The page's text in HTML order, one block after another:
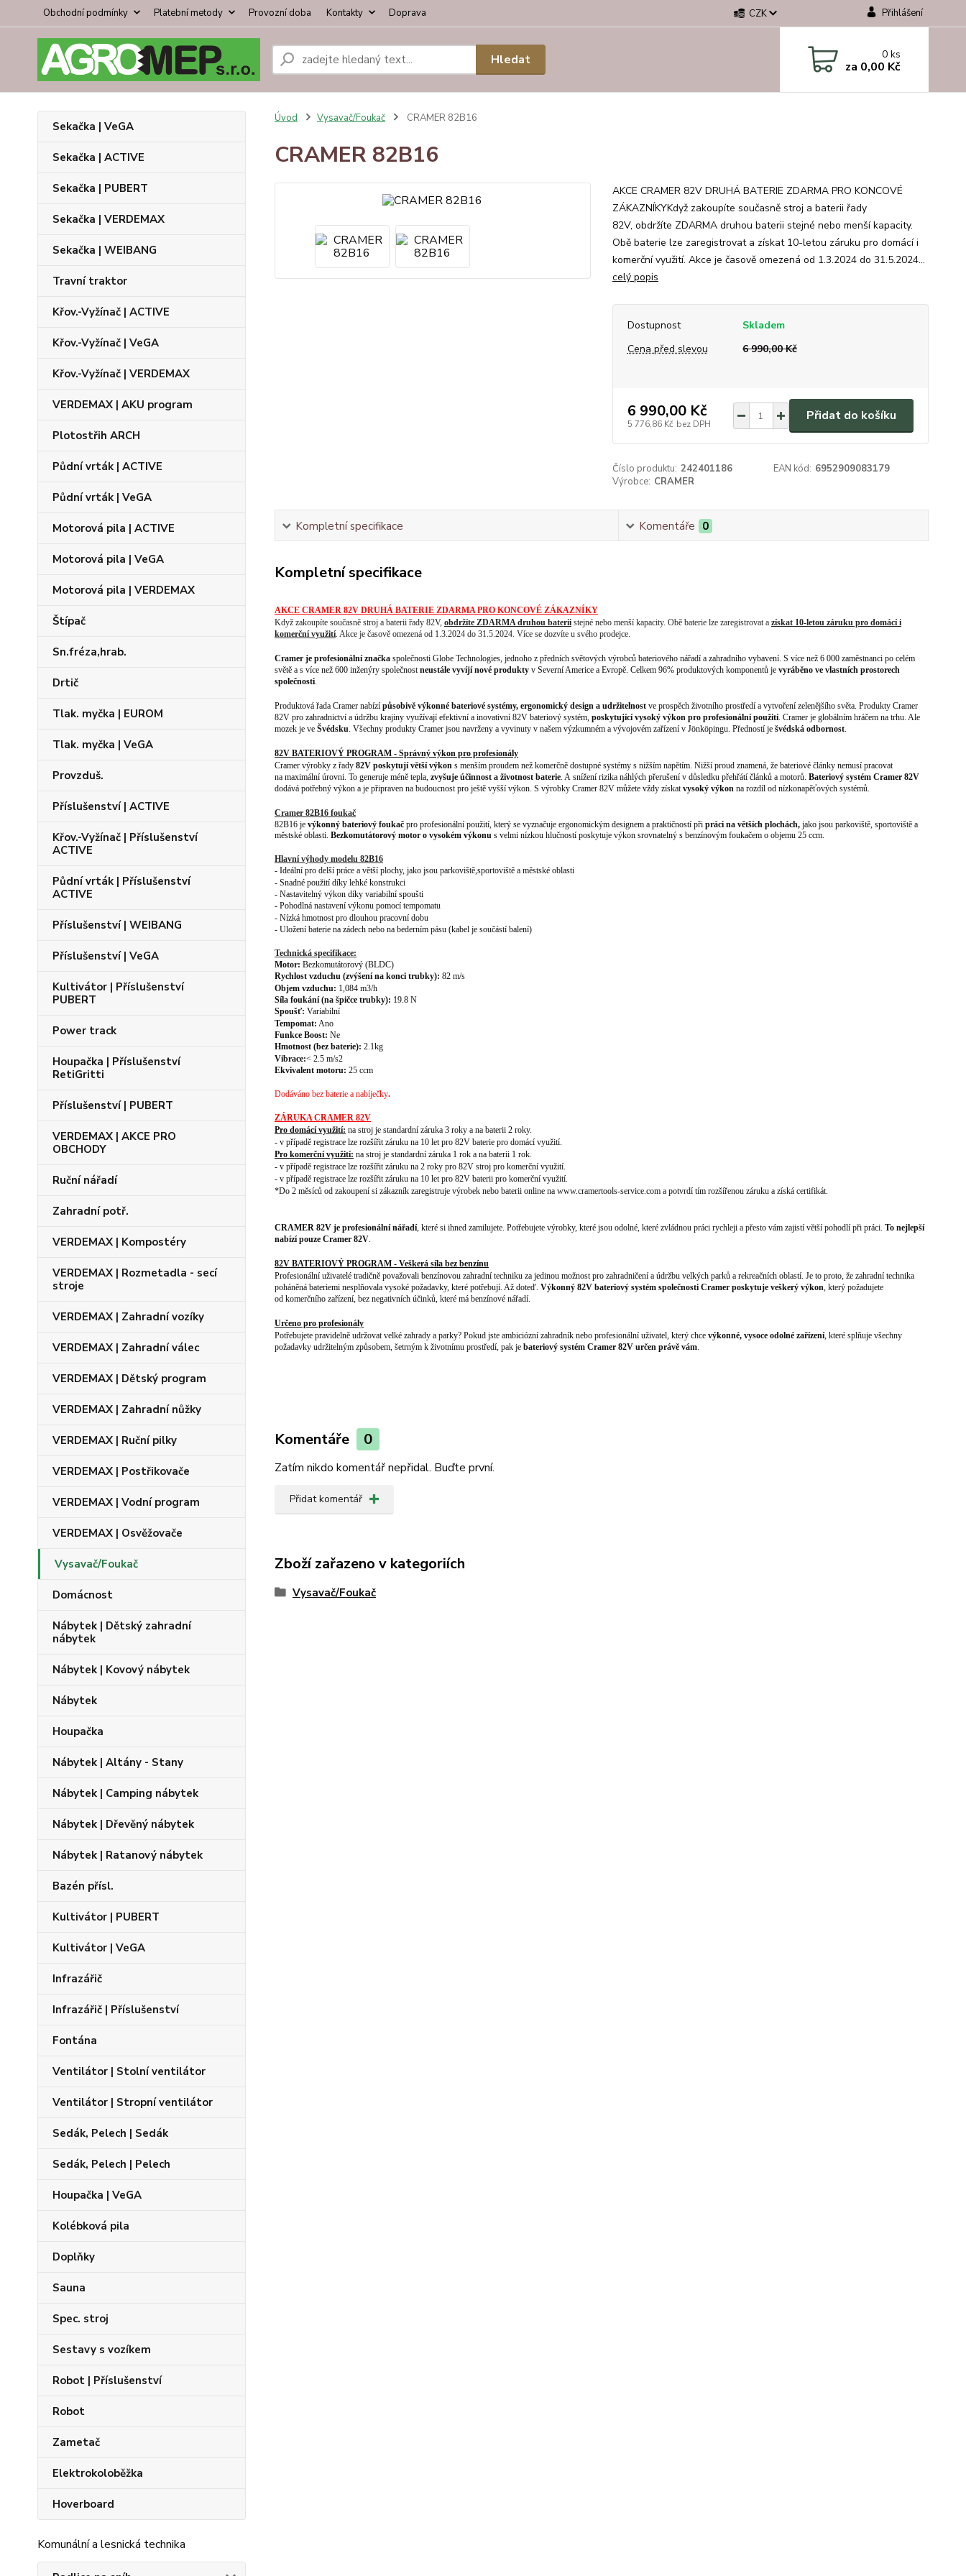
Obchodní podmínky Platební metody Provozní doba Kontakty Doprava CZK Přihlášení
Hledat 0ks
za 0,00 Kč
Sekačka | VeGA
Sekačka | ACTIVE
Sekačka | PUBERT
Sekačka | VERDEMAX
Sekačka | WEIBANG
Travní traktor
Křov.-Vyžínač | ACTIVE
Křov.-Vyžínač | VeGA
Křov.-Vyžínač | VERDEMAX
VERDEMAX | AKU program
Plotostřih ARCH
Půdní vrták | ACTIVE
Půdní vrták | VeGA
Motorová pila | ACTIVE
Motorová pila | VeGA
Motorová pila | VERDEMAX
Štípač
Sn.fréza,hrab.
Drtič
Tlak. myčka | EUROM
Tlak. myčka | VeGA
Provzduš.
Příslušenství | ACTIVE
Křov.-Vyžínač | Příslušenství
ACTIVE
Půdní vrták | Příslušenství
ACTIVE
Příslušenství | WEIBANG
Příslušenství | VeGA
Kultivátor | Příslušenství
PUBERT
Power track
Houpačka | Příslušenství
RetiGritti
Příslušenství | PUBERT
VERDEMAX | AKCE PRO
OBCHODY
Ruční nářadí
Zahradní potř.
VERDEMAX | Kompostéry
VERDEMAX | Rozmetadla - secí
stroje
VERDEMAX | Zahradní vozíky
VERDEMAX | Zahradní válec
VERDEMAX | Dětský program
VERDEMAX | Zahradní nůžky
VERDEMAX | Ruční pilky
VERDEMAX | Postřikovače
VERDEMAX | Vodní program
VERDEMAX | Osvěžovače
Vysavač/Foukač
Domácnost
Nábytek | Dětský zahradní
nábytek
Nábytek | Kovový nábytek
Nábytek
Houpačka
Nábytek | Altány - Stany
Nábytek | Camping nábytek
Nábytek | Dřevěný nábytek
Nábytek | Ratanový nábytek
Bazén přísl.
Kultivátor | PUBERT
Kultivátor | VeGA
Infrazářič
Infrazářič | Příslušenství
Fontána
Ventilátor | Stolní ventilátor
Ventilátor | Stropní ventilátor
Sedák, Pelech | Sedák
Sedák, Pelech | Pelech
Houpačka | VeGA
Kolébková pila
Doplňky
Sauna
Spec. stroj
Sestavy s vozíkem
Robot | Příslušenství
Robot
Zametač
Elektrokoloběžka
Hoverboard
Komunální a lesnická technika
Úvod Vysavač/Foukač CRAMER 82B16
CRAMER 82B16
AKCE CRAMER 82V DRUHÁ BATERIE ZDARMA PRO KONCOVÉ
ZÁKAZNÍKYKdyž zakoupíte současně stroj a baterii řady
82V, obdržíte ZDARMA druhou baterii stejné nebo menší kapacity.
Obě baterie lze zaregistrovat a získat 10-letou záruku pro domácí i
komerční využití. Akce je časově omezená od 1.3.2024 do 31.5.2024...
celý popis
Dostupnost
Skladem
Cena před slevou
6 990,00 Kč
6 990,00 Kč
5 776,86 Kč bez DPH
Přidat do košíku
Číslo produktu: 242401186 EAN kód: 6952909083179
Výrobce: CRAMER
Kompletní specifikace Komentáře 0
Kompletní specifikace
AKCE CRAMER 82V DRUHÁ BATERIE ZDARMA PRO KONCOVÉ ZÁKAZNÍKY
Když zakoupíte současně stroj a baterii řady 82V, obdržíte ZDARMA druhou bateriistejné nebo menší kapacity. Obě baterie lze zaregistrovat a získat 10-letou záruku pro domácí i
komerční využití. Akce je časově omezená od 1.3.2024 do 31.5.2024. Více se dozvíte u svého prodejce.
Cramer je profesionální značkaspolečnosti Globe Technologies, jednoho z předních světových výrobců bateriového nářadí a zahradního vybavení. S více než 6 000 zaměstnanci po celém
světě a s více než 600 inženýry společnostneustále vyvíjí nové produktyv Severní Americe a Evropě. Celkem 96% produktových komponentů je vyráběno ve vlastních prostorech
společnosti.
Produktová řada Cramer nabízí působivě výkonné bateriové systémy, ergonomický design a udržitelnostve prospěch životního prostředí a vytvoření zelenějšího světa. Produkty Cramer
82V pro zahradnictví a údržbu krajiny využívají efektivní a inovativní 82V bateriový systém, poskytující vysoký výkon pro profesionální použití. Cramer je globálním hráčem na trhu. Ale
mozek je ve Švédsku. Všechny produkty Cramer jsou navrženy a vyvinuty v našem výzkumném a vývojovém zařízení v Jönköpingu. Předností je švédská odbornost.
82V BATERIOVÝ PROGRAM - Správný výkon pro profesionály
Cramer výrobky z řady 82V poskytují větší výkons menším proudem než komerčně dostupné systémy s nižším napětím. Nižší proud znamená, že bateriové články nemusí pracovat
na maximální úrovni. To generuje méně tepla, zvyšuje účinnost a životnost baterie. A snížení rizika náhlých přerušení v důsledku přehřátí článků a motorů. Bateriový systém Cramer 82V
dodává potřebný výkon a je připraven na budoucnost pro ještě vyšší výkon. S výrobky Cramer 82V můžete vždy získatvysoký výkonna rozdíl od nízkonapěťových systémů.
Cramer 82B16 foukač
82B16 je výkonnýbateriový foukačpro profesionální použití, který se vyznačuje ergonomickým designema praktičností při práci na větších plochách,jako jsou parkoviště, sportoviště a
městské oblasti. Bezkomutátorový motor o vysokém výkonus velmi nízkou hlučností poskytuje výkon srovnatelný sbenzínovým foukačem o objemu 25ccm.
Hlavní výhody modelu 82B16
- Ideální pro delší práce a větší plochy, jako jsou parkoviště,sportoviště a městské oblasti
- Snadnépoužití díky lehké konstrukci
- Nastavitelný výkon díky variabilní spoušti
- Pohodlná nastavení výkonu pomocí tempomatu
- Nízká hmotnost pro dlouhou pracovní dobu
- Uložení baterie na zádech nebo na bederním pásu (kabel je součástí balení)
Technická specifikace:
Motor: Bezkomutátorový (BLDC)
Rychlost vzduchu (zvýšení na konci trubky): 82m/s
Objem vzduchu: 1,084m3/h
Síla foukání (na špičce trubky): 19.8N
Spoušť: Variabilní
Tempomat: Ano
Funkce Boost: Ne
Hmotnost (bez baterie): 2.1kg
Vibrace:< 2.5 m/s2
Ekvivalent motoru: 25 ccm
Dodáváno bez baterie a nabíječky.
ZÁRUKA CRAMER 82V
Pro domácí využití: na stroj je standardní záruka 3 roky a na baterii 2 roky.
- v případě registrace lze rozšířit záruku na 10 let pro 82V baterie pro domácí využití.
Pro komerční využití: na stroj je standardní záruka 1 rok a na baterii 1 rok.
- v případě registrace lze rozšířit záruku na 2 roky pro 82V stroj pro komerční využití.
- v případě registrace lze rozšířit záruku na 10 let pro 82V baterii pro komerční využití.
*Do 2 měsíců od zakoupení si zákazník zaregistruje výrobek nebo baterii online na www.cramertools-service.com a potvrdí tím rozšířenou záruku a získá certifikát.
CRAMER 82V je profesionální nářadí, které si ihned zamilujete. Potřebujete výrobky, které jsou odolné, které zvládnou práci rychleji a přesto vám zajistí větší pohodlí při práci. To nejlepší
nabízí pouze Cramer 82V.
82V BATERIOVÝ PROGRAM - Veškerá síla bez benzínu
Profesionální uživatelé tradičně považovali benzínovou zahradní techniku za jedinou možnost pro zahradničení a údržbu velkých parků a rekreačních oblastí. Je to proto, že zahradní technika
poháněná bateriemi nesplňovala vysoké požadavky, které potřebují. Až doteď. Výkonný 82V bateriový systém společnosti Cramer poskytuje veškerý výkon, který požadujete
od komerčního zařízení, bez negativních účinků, které má benzínové nářadí.
Určeno pro profesionály
Potřebujete pravidelně udržovat velké zahrady a parky? Pokud jste ambiciózní zahradník nebo profesionální uživatel, který chce výkonné, vysoce odolné zařízení, které splňuje všechny
požadavky udržitelným způsobem, šetrným k životnímu prostředí, pak je bateriový systém Cramer 82V určen právě vám.
Komentáře 0
Zatím nikdo komentář nepřidal. Buďte první.
Přidat komentář
Zboží zařazeno v kategoriích
Vysavač/Foukač